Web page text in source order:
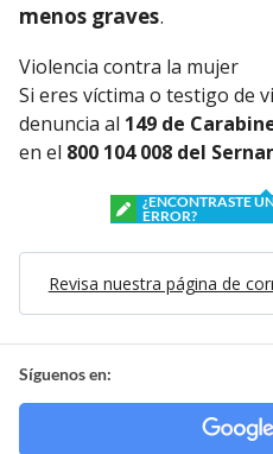
menos graves.
Violencia contra la mujer
Si eres víctima o testigo de
denuncia al 149 de
en el 800 104 008 del
¿ENCONTRASTE
ERROR?
Revisa nuestra página de
Síguenos en: